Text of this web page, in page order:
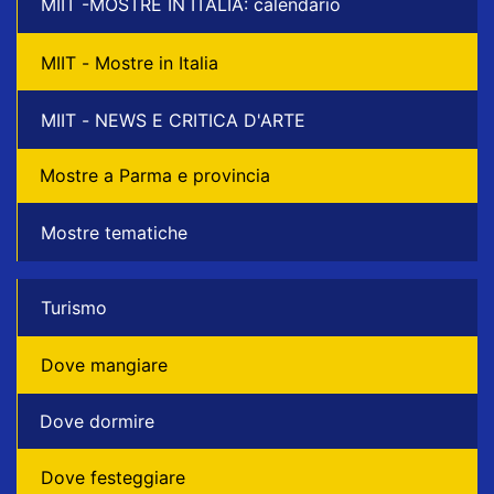
MIIT -MOSTRE IN ITALIA: calendario
MIIT - Mostre in Italia
MIIT - NEWS E CRITICA D'ARTE
Mostre a Parma e provincia
Mostre tematiche
Turismo
Dove mangiare
Dove dormire
Dove festeggiare